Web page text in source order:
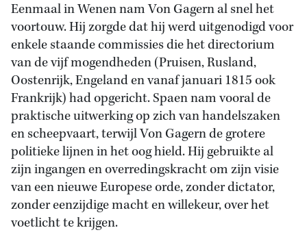
Eenmaal in Wenen nam Von Gagern al snel het
voortouw. Hij zorgde dat hij werd uitgenodigd voor
enkele staande commissies die het directorium
van de vijf mogendheden (Pruisen, Rusland,
Oostenrijk, Engeland en vanaf januari 1815 ook
Frankrijk) had opgericht. Spaen nam vooral de
praktische uitwerking op zich van handelszaken
en scheepvaart, terwijl Von Gagern de grotere
politieke lijnen in het oog hield. Hij gebruikte al
zijn ingangen en overredingskracht om zijn visie
van een nieuwe Europese orde, zonder dictator,
zonder eenzijdige macht en willekeur, over het
voetlicht te krijgen.